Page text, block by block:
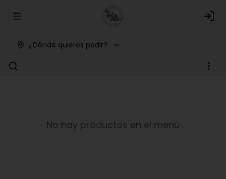
Abrir menu de navegación Login
¿Dónde quieres pedir?
No hay productos en el menú